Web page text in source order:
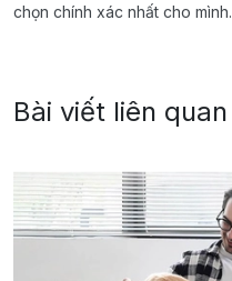
chọn chính xác nhất cho mình.
Bài viết liên quan